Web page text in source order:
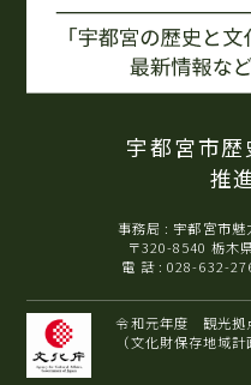
宇都宮市
推
事務局 : 宇都宮市
〒320-8540 栃木
電 話 : 028-632-
令和元年度 観光拠
（文化財保存地域